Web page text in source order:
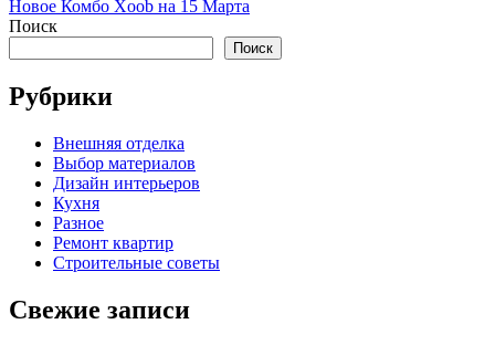
article:
Новое Комбо Xoob на 15 Марта
Поиск
Поиск
Рубрики
Внешняя отделка
Выбор материалов
Дизайн интерьеров
Кухня
Разное
Ремонт квартир
Строительные советы
Свежие записи